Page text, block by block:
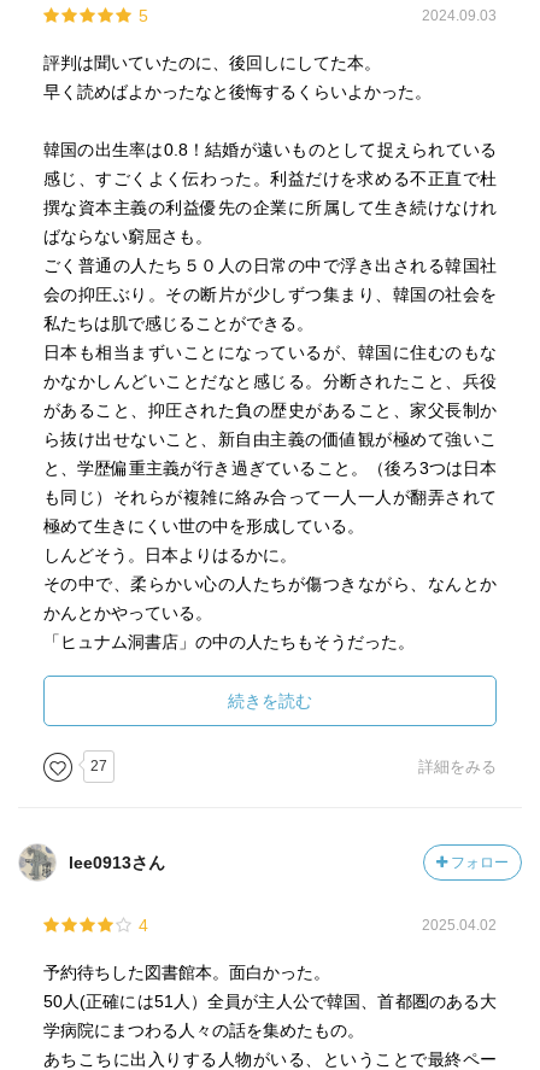
5 2024.09.03
評判は聞いていたのに、後回しにしてた本。
早く読めばよかったなと後悔するくらいよかった。
韓国の出生率は0.8！結婚が遠いものとして捉えられている
感じ、すごくよく伝わった。利益だけを求める不正直で杜
撰な資本主義の利益優先の企業に所属して生き続けなけれ
ばならない窮屈さも。
ごく普通の人たち５０人の日常の中で浮き出される韓国社
会の抑圧ぶり。その断片が少しずつ集まり、韓国の社会を
私たちは肌で感じることができる。
日本も相当まずいことになっているが、韓国に住むのもな
かなかしんどいことだなと感じる。分断されたこと、兵役
があること、抑圧された負の歴史があること、家父長制か
ら抜け出せないこと、新自由主義の価値観が極めて強いこ
と、学歴偏重主義が行き過ぎていること。（後ろ3つは日本
も同じ）それらが複雑に絡み合って一人一人が翻弄されて
極めて生きにくい世の中を形成している。
しんどそう。日本よりはるかに。
その中で、柔らかい心の人たちが傷つきながら、なんとか
かんとかやっている。
「ヒュナム洞書店」の中の人たちもそうだった。
50人が少しずつ関係しあい、最後のシーンに繋がってい
く。上手い手法だと思う。
何度も泣けた。泣けるたびに、読んでよかったと思った。
韓国の女性作家は、しんどい状況だからこそか、頑張って
る。
続きを読む
27 詳細をみる
lee0913さん フォロー
4 2025.04.02
予約待ちした図書館本。面白かった。
50人(正確には51人）全員が主人公で韓国、首都圏のある大
学病院にまつわる人々の話を集めたもの。
あちこちに出入りする人物がいる、ということで最終ペー